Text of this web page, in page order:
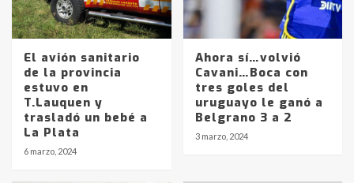
El avión sanitario
de la provincia
estuvo en
T.Lauquen y
trasladó un bebé a
La Plata
6 marzo, 2024
Ahora sí…volvió
Cavani…Boca con
tres goles del
uruguayo le ganó a
Belgrano 3 a 2
3 marzo, 2024
Identidad de los adolescentes
pampeanos que fueron
protagonistas del fatal accidente
en la mañana del lunes